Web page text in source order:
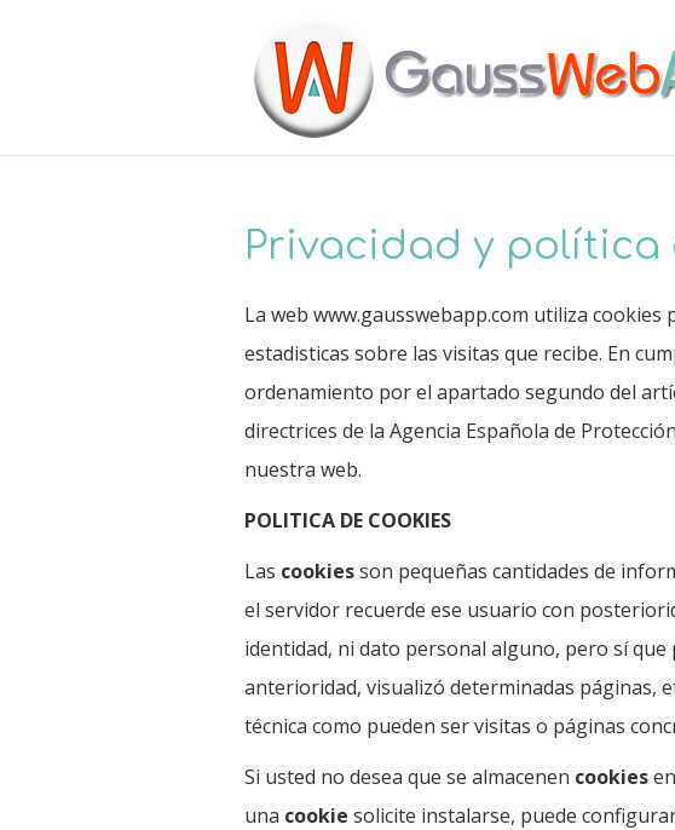
Privacidad y política
La web www.gausswebapp.com utiliza
estadisticas sobre las visitas que recibe. En
ordenamiento por el apartado segundo del
directrices de la Agencia Española de
nuestra web.
POLITICA DE COOKIES
Las cookiesson pequeñas cantidades de
el servidor recuerde ese usuario con
identidad, ni dato personal alguno, pero sí
anterioridad, visualizó determinadas páginas,
técnica como pueden ser visitas o páginas
Si usted no desea que se almacenen cookies
una cookie solicite instalarse, puede